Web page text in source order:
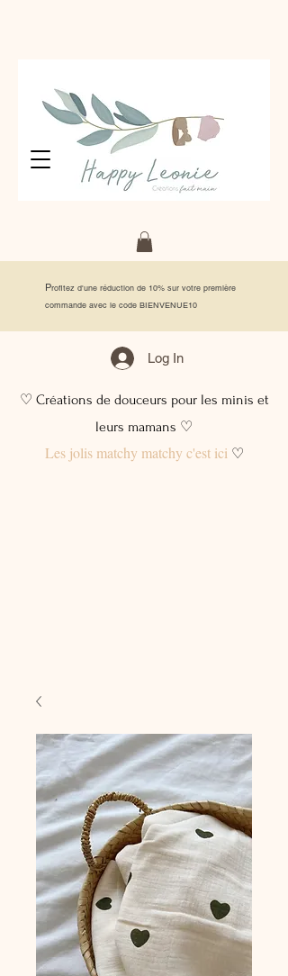
Profitez d'une réduction de 10% sur votre première
commande avec le code BIENVENUE10
Log In
♡ Créations de douceurs pour les minis et
leurs mamans ♡
Les jolis matchy matchy c'est ici♡